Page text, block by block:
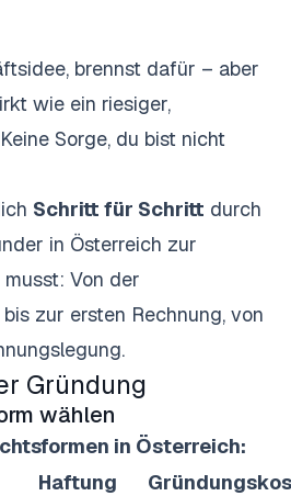
brennst dafür – aber
wie ein riesiger,
Sorge, du bist nicht
Schritt für Schritt durch
in Österreich zur
Von der
zur ersten Rechnung, von
Gründung
wählen
in Österreich:
Haftung